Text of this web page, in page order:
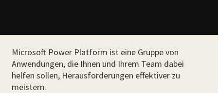
Microsoft Power Platform ist eine Gruppe von
Anwendungen, die Ihnen und Ihrem Team dabei
helfen sollen, Herausforderungen effektiver zu
meistern.